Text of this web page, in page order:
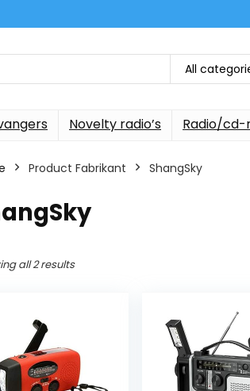
All
Novelty radio’s Radio/
Product Fabrikant ‎ShangSky
all 2 results